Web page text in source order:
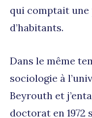
qui comptait
d’habitants.
Dans le même
sociologie à
Beyrouth et
doctorat en 1972